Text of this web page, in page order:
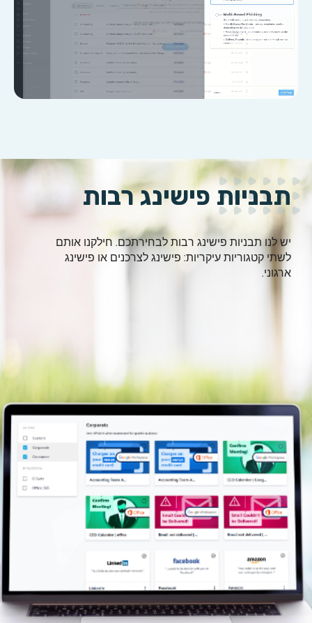
תבניות פישינג רבות
יש לנו תבניות פישינג רבות לבחירתכם. חילקנו אותם
לשתי קטגוריות עיקריות: פישינג לצרכנים או פישינג
ארגוני.